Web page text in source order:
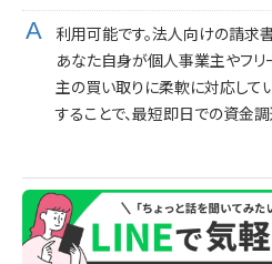
利用可能です。法人向けの請求
あなた自身が個人事業主やフリ
主の買い取りに柔軟に対応して
することで、最短即日での資金調